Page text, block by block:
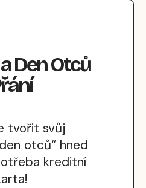
aDen Otců
tvořit svůj
otců“ hned
kreditní